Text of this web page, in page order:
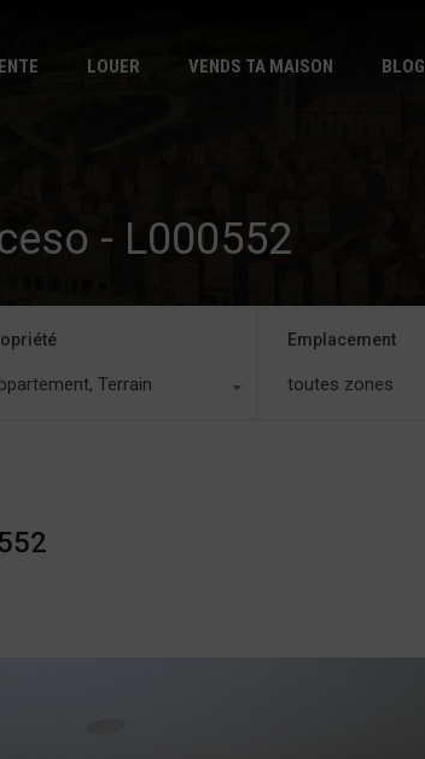
LOUER VENDS TA MAISON BLOG
- L000552
Terrain
Emplacement
toutes zones